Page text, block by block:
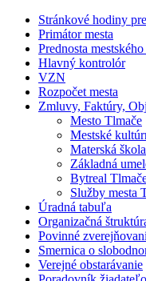
Stránkové hodiny
Primátor mesta
Prednosta
Hlavný kontrolór
VZN
Rozpočet mesta
Zmluvy, Faktúry,
Mesto Tlmače
Mestské
Materská
Základná
Bytreal
Služby mesta
Úradná tabuľa
Organizačná
Povinné
Smernica o
Verejné obstarávanie